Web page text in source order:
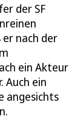
der SF
nach der
ein Akteur
Auch ein
angesichts